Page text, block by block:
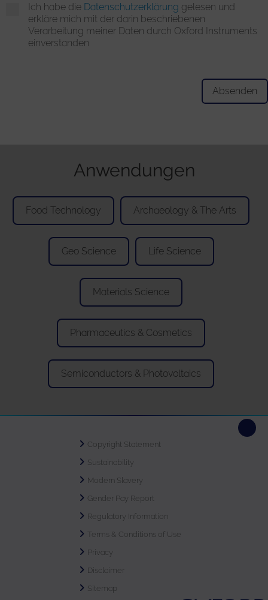
Ich habe die Datenschutzerklärung gelesen und
erkläre mich mit der darin beschriebenen
Verarbeitung meiner Daten durch Oxford Instruments
einverstanden
Anwendungen
Food Technology Archaeology & The Arts
Geo Science Life Science
Materials Science
Pharmaceutics & Cosmetics
Semiconductors & Photovoltaics
Copyright Statement
Sustainability
Modern Slavery
Gender Pay Report
Regulatory Information
Terms & Conditions of Use
Privacy
Disclaimer
Sitemap